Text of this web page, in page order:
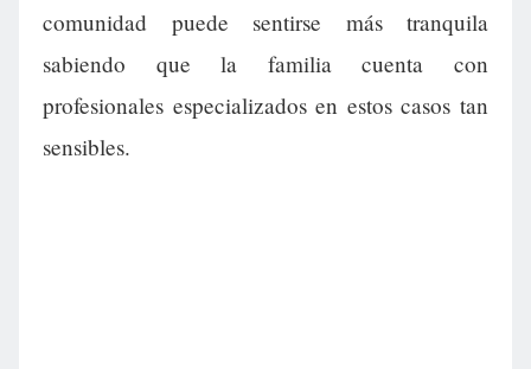
comunidad puede sentirse más tranquila
sabiendo que la familia cuenta con
profesionales especializados en estos casos tan
sensibles.